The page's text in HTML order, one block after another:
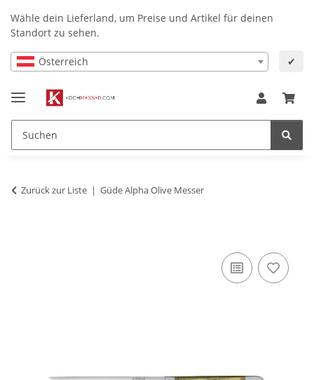
Wähle dein Lieferland, um Preise und Artikel für deinen
Standort zu sehen.
Österreich ✔
Zurück zur Liste Güde Alpha Olive Messer